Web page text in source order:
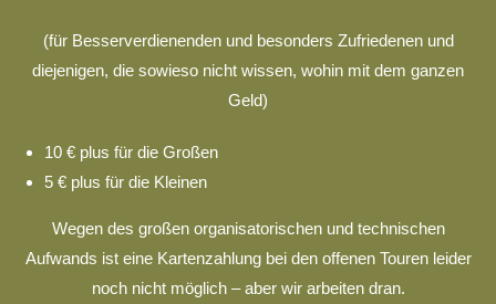
(für Besserverdienenden und besonders Zufriedenen und
diejenigen, die sowieso nicht wissen, wohin mit dem ganzen
Geld)
10 € plus für die Großen
5 € plus für die Kleinen
Wegen des großen organisatorischen und technischen
Aufwands ist eine Kartenzahlung bei den offenen Touren leider
noch nicht möglich – aber wir arbeiten dran.